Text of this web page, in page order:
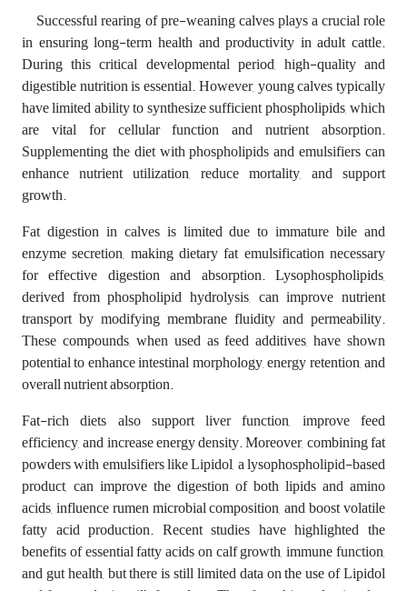
Successful rearing of pre-weaning calves plays a crucial role
in ensuring long-term health and productivity in adult cattle.
During this critical developmental period, high-quality and
digestible nutrition is essential. However, young calves typically
have limited ability to synthesize sufficient phospholipids, which
are vital for cellular function and nutrient absorption.
Supplementing the diet with phospholipids and emulsifiers can
enhance nutrient utilization, reduce mortality, and support
growth.
Fat digestion in calves is limited due to immature bile and
enzyme secretion, making dietary fat emulsification necessary
for effective digestion and absorption. Lysophospholipids,
derived from phospholipid hydrolysis, can improve nutrient
transport by modifying membrane fluidity and permeability.
These compounds, when used as feed additives, have shown
potential to enhance intestinal morphology, energy retention, and
overall nutrient absorption.
Fat-rich diets also support liver function, improve feed
efficiency, and increase energy density. Moreover, combining fat
powders with emulsifiers like Lipidol, a lysophospholipid-based
product, can improve the digestion of both lipids and amino
acids, influence rumen microbial composition, and boost volatile
fatty acid production. Recent studies have highlighted the
benefits of essential fatty acids on calf growth, immune function,
and gut health, but there is still limited data on the use of Lipidol